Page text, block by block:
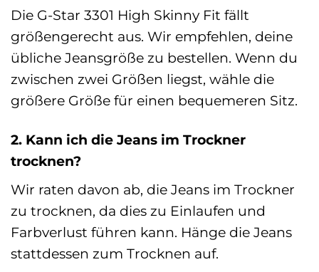
Die G-Star 3301 High Skinny Fit fällt
größengerecht aus. Wir empfehlen, deine
übliche Jeansgröße zu bestellen. Wenn du
zwischen zwei Größen liegst, wähle die
größere Größe für einen bequemeren Sitz.
2. Kann ich die Jeans im Trockner
trocknen?
Wir raten davon ab, die Jeans im Trockner
zu trocknen, da dies zu Einlaufen und
Farbverlust führen kann. Hänge die Jeans
stattdessen zum Trocknen auf.